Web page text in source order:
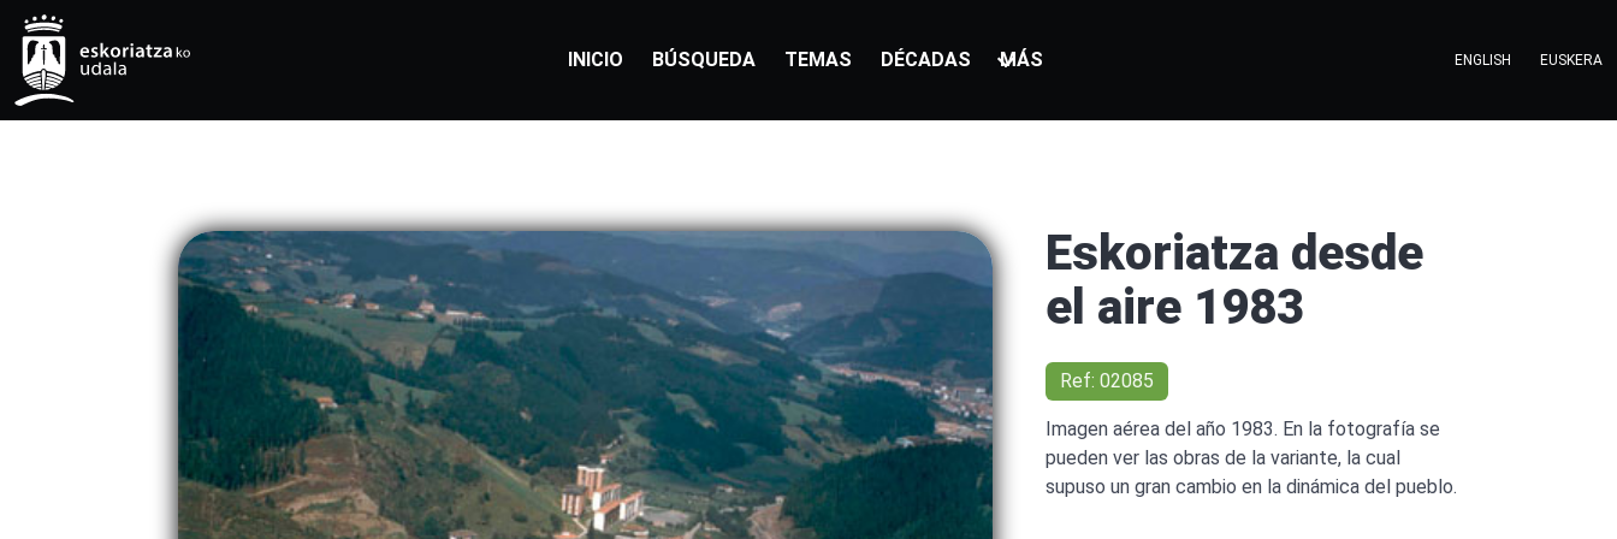
INICIO BÚSQUEDA TEMAS DÉCADAS MÁS ENGLISH EUSKERA
Eskoriatza desde
el aire 1983
Ref: 02085
Imagen aérea del año 1983. En la fotografía se
pueden ver las obras de la variante, la cual
supuso un gran cambio en la dinámica del pueblo.